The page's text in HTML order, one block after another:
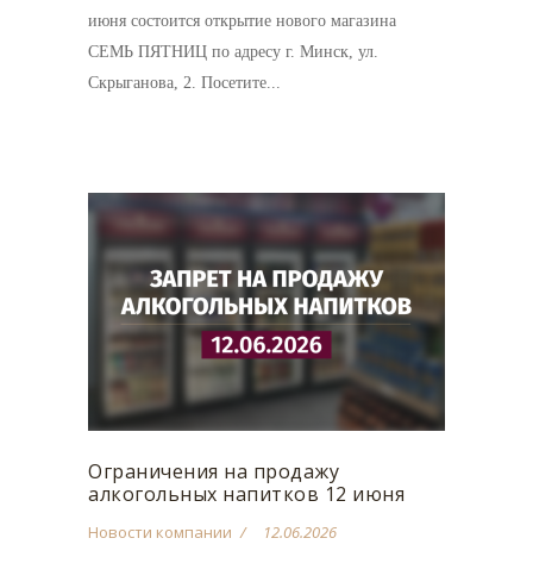
июня состоится открытие нового магазина
СЕМЬ ПЯТНИЦ по адресу г. Минск, ул.
Скрыганова, 2. Посетите...
Ограничения на продажу
алкогольных напитков 12 июня
Новости компании 12.06.2026